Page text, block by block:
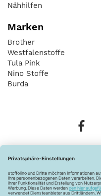
Nähhilfen
Marken
Brother
Westfalenstoffe
Tula Pink
Nino Stoffe
Burda
Widerrufsbelehrung